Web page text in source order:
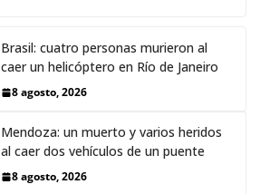
Brasil: cuatro personas murieron al
caer un helicóptero en Río de Janeiro
8 agosto, 2026
Mendoza: un muerto y varios heridos
al caer dos vehículos de un puente
8 agosto, 2026